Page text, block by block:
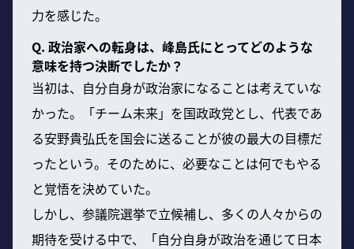
力を感じた。
Q. 政治家への転身は、峰島氏にとってどのような
意味を持つ決断でしたか？
当初は、自分自身が政治家になることは考えていな
かった。「チーム未来」を国政政党とし、代表であ
る安野貴弘氏を国会に送ることが彼の最大の目標だ
ったという。そのために、必要なことは何でもやる
と覚悟を決めていた。
しかし、参議院選挙で立候補し、多くの人々からの
期待を受ける中で、「自分自身が政治を通じて日本